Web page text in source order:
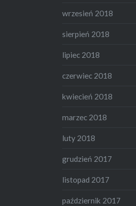
wrzesień 2018
sierpień 2018
lipiec 2018
czerwiec 2018
kwiecień 2018
marzec 2018
luty 2018
grudzień 2017
listopad 2017
październik 2017